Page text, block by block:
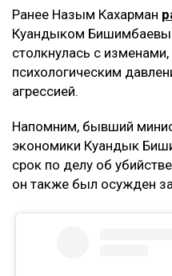
Ранее Назым Кахарман
Куандыком
столкнулась с
психологическим
агрессией.
Напомним, бывший
экономики Куандык
срок по делу об
он также был осужден